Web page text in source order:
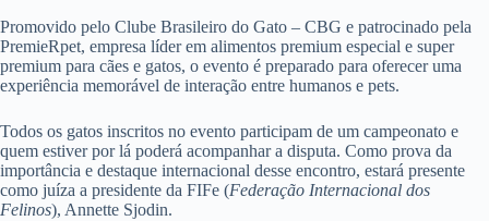
Promovido pelo Clube Brasileiro do Gato – CBG e patrocinado pela
PremieRpet, empresa líder em alimentos premium especial e super
premium para cães e gatos, o evento é preparado para oferecer uma
experiência memorável de interação entre humanos e pets.
Todos os gatos inscritos no evento participam de um campeonato e
quem estiver por lá poderá acompanhar a disputa. Como prova da
importância e destaque internacional desse encontro, estará presente
como juíza a presidente da FIFe (Federação Internacional dos
Felinos), Annette Sjodin.